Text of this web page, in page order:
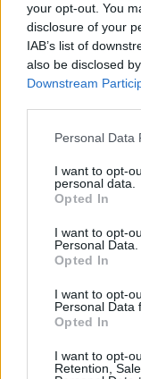
your opt-out. You
disclosure of your
IAB’s list of
also be disclosed
Downstream
Please note that
not limited to your
grant or deny
use your data for
consent section.
Personal Data
I want to opt-
personal data.
Opted In
I want to opt-
Personal Data.
Opted In
I want to opt-
Personal Data
Opted In
I want to opt-
Retention,
A koncert
lények,
reneszánsz